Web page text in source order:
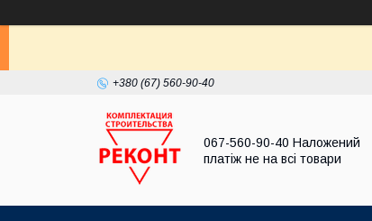
+380 (67) 560-90-40
067-560-90-40 Наложений
платіж не на всі товари